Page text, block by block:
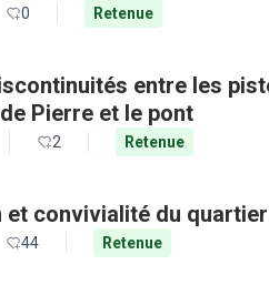
0 Retenue
entre les
Pierre et le pont
2 Retenue
convivialité du
44 Retenue